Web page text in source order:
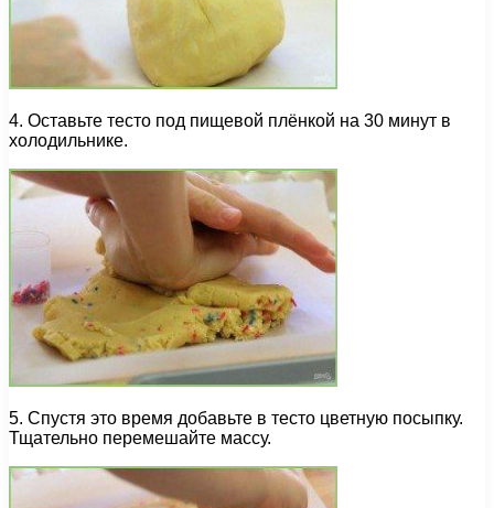
4. Оставьте тесто под пищевой плёнкой на 30 минут в
холодильнике.
5. Спустя это время добавьте в тесто цветную посыпку.
Тщательно перемешайте массу.